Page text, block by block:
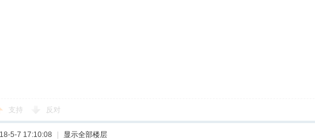
支持 反对
5-7 17:10:08 显示全部楼层